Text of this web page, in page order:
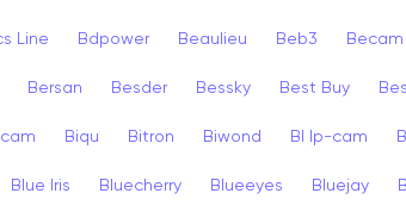
Line Bdpower Beaulieu Beb3 Becam
Bersan Besder Bessky Best Buy
Biqu Bitron Biwond Bl Ip-cam
Blue Iris Bluecherry Blueeyes Bluejay